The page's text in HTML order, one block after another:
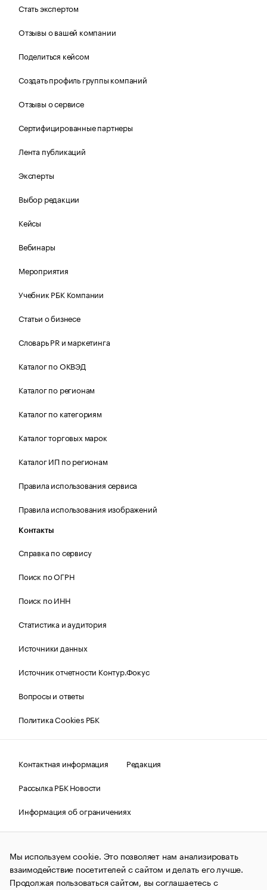
Стать экспертом
Отзывы о вашей компании
Поделиться кейсом
Создать профиль группы компаний
Отзывы о сервисе
Сертифицированные партнеры
Лента публикаций
Эксперты
Выбор редакции
Кейсы
Вебинары
Мероприятия
Учебник РБК Компании
Статьи о бизнесе
Словарь PR и маркетинга
Каталог по ОКВЭД
Каталог по регионам
Каталог по категориям
Каталог торговых марок
Каталог ИП по регионам
Правила использования сервиса
Правила использования изображений
Контакты
Справка по сервису
Поиск по ОГРН
Поиск по ИНН
Статистика и аудитория
Источники данных
Источник отчетности Контур.Фокус
Вопросы и ответы
Политика Cookies РБК
Контактная информация
Редакция
Рассылка РБК Новости
Информация об ограничениях
Правовая информация
О соблюдении авторских прав
© АО «РОСБИЗНЕСКОНСАЛТИНГ»,1995–2026.Сообщения
и материалы информационного агентства «РБК»
(зарегистрировано Федеральной службой по надзору в сфере
связи, информационных технологий и массовых
Мы используем cookie. Это позволяет нам анализировать
взаимодействие посетителей с сайтом и делать его лучше.
Продолжая пользоваться сайтом, вы соглашаетесь с